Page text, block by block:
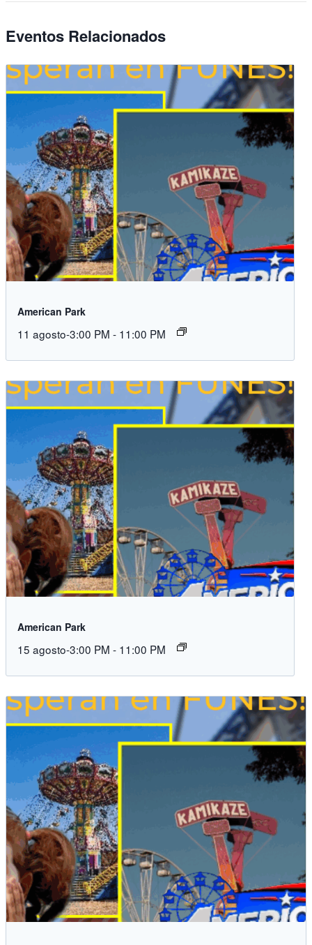
Eventos Relacionados
American Park
11 agosto-3:00 PM - 11:00 PM
American Park
15 agosto-3:00 PM - 11:00 PM